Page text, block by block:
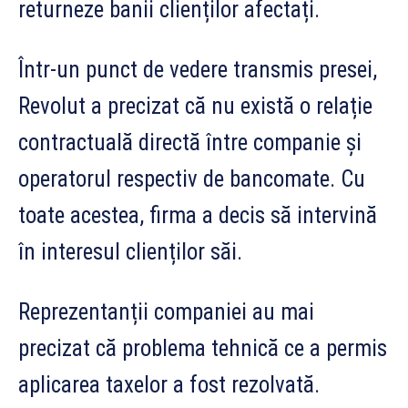
returneze banii clienților afectați.
Într-un punct de vedere transmis presei,
Revolut a precizat că nu există o relație
contractuală directă între companie și
operatorul respectiv de bancomate. Cu
toate acestea, firma a decis să intervină
în interesul clienților săi.
Reprezentanții companiei au mai
precizat că problema tehnică ce a permis
aplicarea taxelor a fost rezolvată.